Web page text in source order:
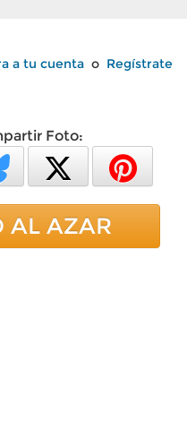
a tu cuenta o Regístrate
Foto:
AL AZAR